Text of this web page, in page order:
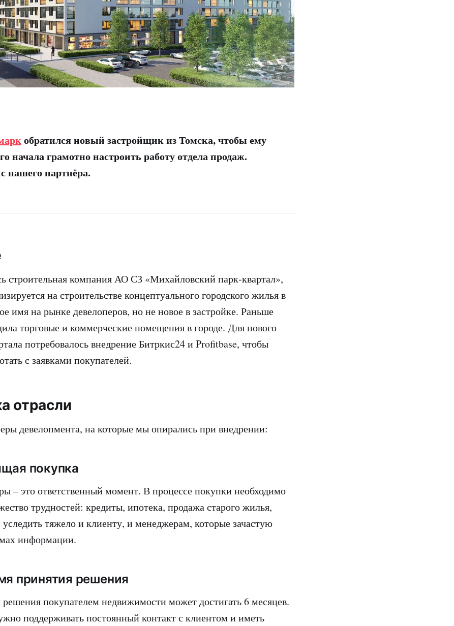
обратился новый застройщик из Томска, чтобы ему
начала грамотно настроить работу отдела продаж.
нашего партнёра.
строительная компания АО СЗ «Михайловский парк-квартал»,
на строительстве концептуального городского жилья в
имя на рынке девелоперов, но не новое в застройке. Раньше
торговые и коммерческие помещения в городе. Для нового
потребовалось внедрение Битркис24 и Profitbase, чтобы
с заявками покупателей.
отрасли
девелопмента, на которые мы опирались при внедрении:
покупка
– это ответственный момент. В процессе покупки необходимо
трудностей: кредиты, ипотека, продажа старого жилья,
уследить тяжело и клиенту, и менеджерам, которые зачастую
информации.
принятия решения
покупателем недвижимости может достигать 6 месяцев.
поддерживать постоянный контакт с клиентом и иметь